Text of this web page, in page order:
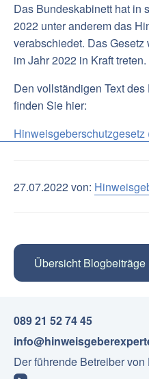
Das Bundeskabinett hat in
2022 unter anderem das
verabschiedet. Das
im Jahr 2022 in Kraft treten.
Den vollständigen Text
finden Sie hier:
Hinweisgeberschutzgesetz
27.07.2022 von:
Übersicht Blogbeiträge
089 21 52 74 45
Der führende Betreiber